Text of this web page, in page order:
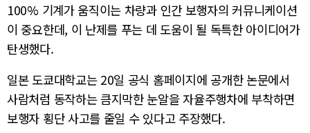
100% 기계가 움직이는 차량과 인간 보행자의 커뮤니케이션
이 중요한데, 이 난제를 푸는 데 도움이 될 독특한 아이디어가
탄생했다.
일본 도쿄대학교는 20일 공식 홈페이지에 공개한 논문에서
사람처럼 동작하는 큼지막한 눈알을 자율주행차에 부착하면
보행자 횡단 사고를 줄일 수 있다고 주장했다.